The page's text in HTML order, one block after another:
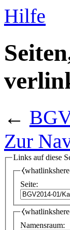
Hilfe
←
Zur
Links auf diese
Seite:
Namensraum: